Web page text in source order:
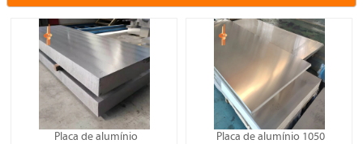
Placa de alumínio Placa de alumínio 1050